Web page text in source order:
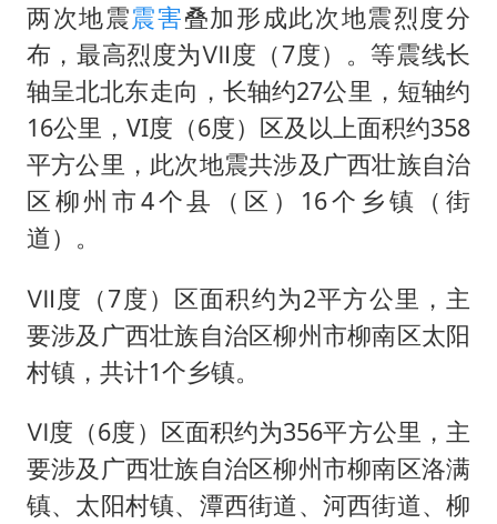
两次地震震害叠加形成此次地震烈度分
布，最高烈度为Ⅶ度（7度）。等震线长
轴呈北北东走向，长轴约27公里，短轴约
16公里，VI度（6度）区及以上面积约358
平方公里，此次地震共涉及广西壮族自治
区柳州市4个县（区）16个乡镇（街
道）。
Ⅶ度（7度）区面积约为2平方公里，主
要涉及广西壮族自治区柳州市柳南区太阳
村镇，共计1个乡镇。
Ⅵ度（6度）区面积约为356平方公里，主
要涉及广西壮族自治区柳州市柳南区洛满
镇、太阳村镇、潭西街道、河西街道、柳